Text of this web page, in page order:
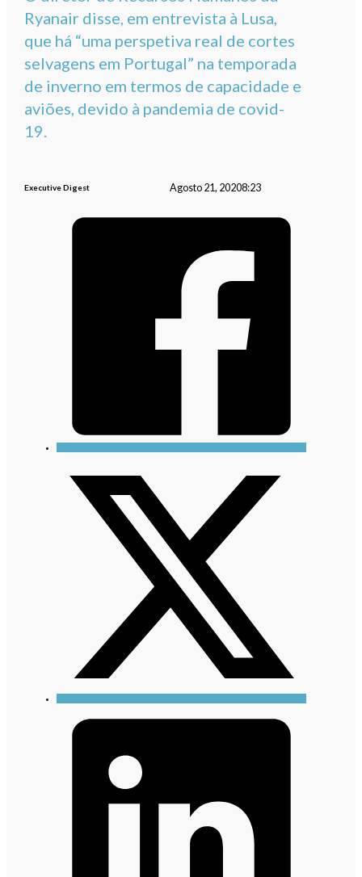
Ryanair disse, em entrevista à Lusa,
que há “uma perspetiva real de cortes
selvagens em Portugal” na temporada
de inverno em termos de capacidade e
aviões, devido à pandemia de covid-
19.
Executive Digest Agosto 21, 20208:23